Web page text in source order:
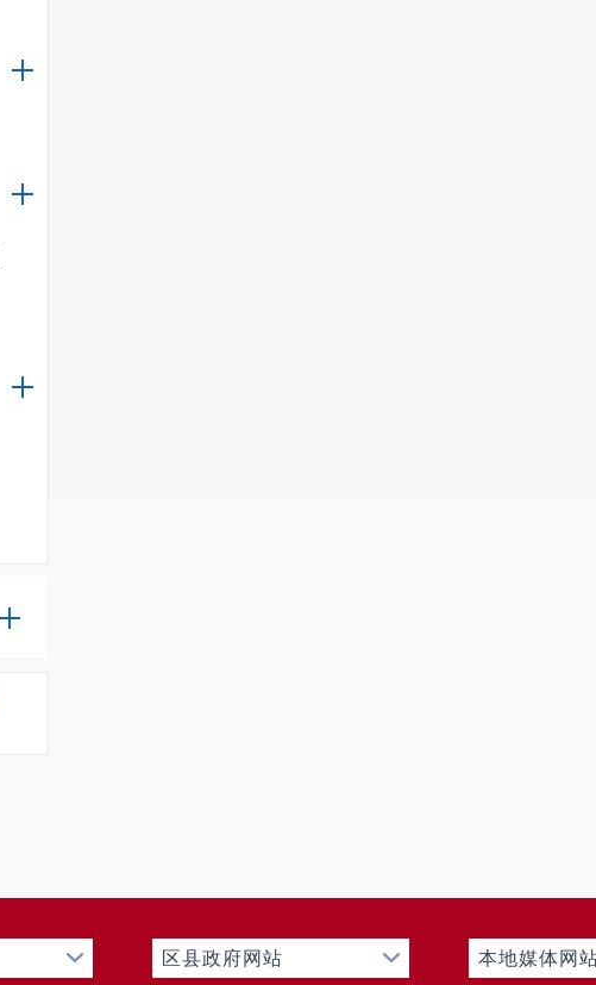
区县政府网站 本地媒体网